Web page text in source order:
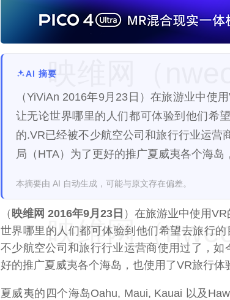
AI 摘要
（YiViAn 2016年9月23日）在旅游业中使
让无论世界哪里的人们都可体验到他们希
的.VR已经被不少航空公司和旅行行业运营
局（HTA）为了更好的推广夏威夷各个海岛
本摘要由 AI 自动生成，可能与原文存在偏差。
（ 映维网 2016年9月23日 ）在旅游业中使用
世界哪里的人们都可体验到他们希望去旅行
不少航空公司和旅行行业运营商使用过了，如
好的推广夏威夷各个海岛，也使用了VR旅行体
夏威夷的四个海岛Oahu, Maui, Kauai 以及
映维网（
映维网（